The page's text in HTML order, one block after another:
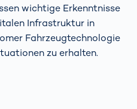
wichtige Erkenntnisse
Infrastruktur in
Fahrzeugtechnologie
zu erhalten.